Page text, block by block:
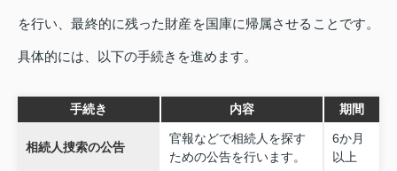
を行い、最終的に残った財産を国庫に帰属させることです。
具体的には、以下の手続きを進めます。
手続き 内容 期間
相続人捜索の公告
官報などで相続人を探す
ための公告を行います。
6か月
以上